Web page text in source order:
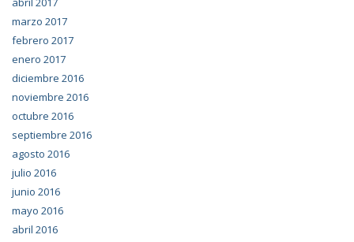
marzo 2017
febrero 2017
enero 2017
diciembre 2016
noviembre 2016
octubre 2016
septiembre 2016
agosto 2016
julio 2016
junio 2016
mayo 2016
abril 2016